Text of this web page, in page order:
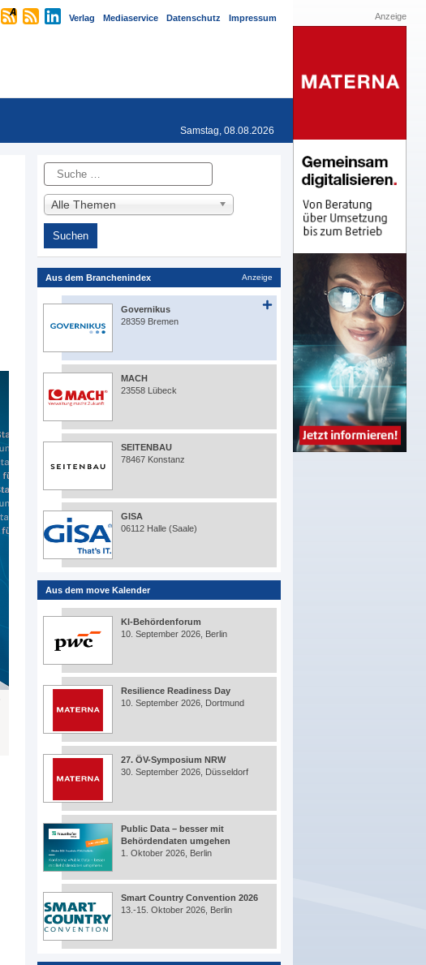
Verlag Mediaservice Datenschutz Impressum
Samstag, 08.08.2026
Suche
Alle Themen
Aus dem Branchenindex Anzeige
Governikus
28359 Bremen
MACH
23558 Lübeck
SEITENBAU
78467 Konstanz
GISA
06112 Halle (Saale)
Aus dem move Kalender
KI-Behördenforum
10. September 2026, Berlin
Resilience Readiness Day
10. September 2026, Dortmund
27. ÖV-Symposium NRW
30. September 2026, Düsseldorf
Public Data – besser mit
Behördendaten umgehen
1. Oktober 2026, Berlin
Smart Country Convention 2026
13.-15. Oktober 2026, Berlin
Anzeige